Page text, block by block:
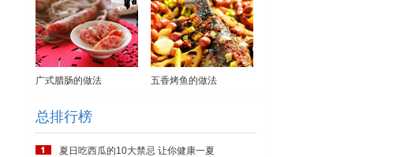
广式腊肠的做法 五香烤鱼的做法
总排行榜
夏日吃西瓜的10大禁忌 让你健康一夏